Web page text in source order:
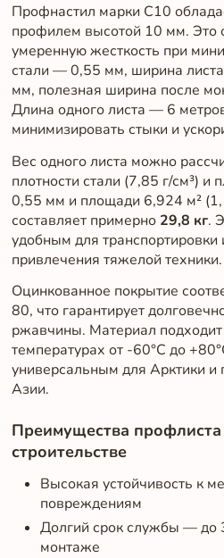
Профнастил марки С10
профилем высотой 10 мм. Это
умеренную жесткость при
стали — 0,55 мм, ширина
мм, полезная ширина после
Длина одного листа — 6
минимизировать стыки и
Вес одного листа можно
плотности стали (7,85 г/см³)
0,55 мм и площади 6,924 м²
составляет примерно 29,8 кг.
удобным для
привлечения тяжелой техники.
Оцинкованное покрытие
80, что гарантирует
ржавчины. Материал подходит
температурах от -60°C до
универсальным для Арктики
Азии.
Преимущества
строительстве
Высокая устойчивость к
повреждениям
Долгий срок службы — до
монтаже